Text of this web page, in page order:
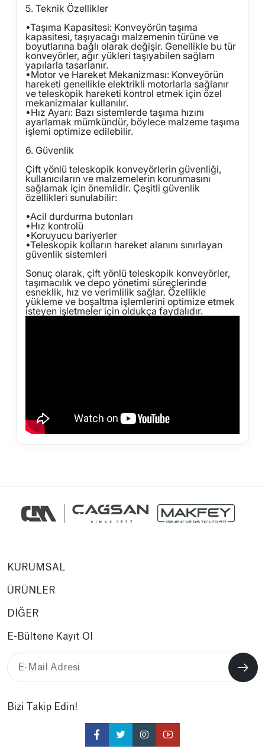
5. Teknik Özellikler
•Taşıma Kapasitesi: Konveyörün taşıma
kapasitesi, taşıyacağı malzemenin türüne ve
boyutlarına bağlı olarak değişir. Genellikle bu tür
konveyörler, ağır yükleri taşıyabilen sağlam
yapılarla tasarlanır.
•Motor ve Hareket Mekanizması: Konveyörün
hareketi genellikle elektrikli motorlarla sağlanır
ve teleskopik hareketi kontrol etmek için özel
mekanizmalar kullanılır.
•Hız Ayarı: Bazı sistemlerde taşıma hızını
ayarlamak mümkündür, böylece malzeme taşıma
işlemi optimize edilebilir.
6. Güvenlik
Çift yönlü teleskopik konveyörlerin güvenliği,
kullanıcıların ve malzemelerin korunmasını
sağlamak için önemlidir. Çeşitli güvenlik
özellikleri sunulabilir:
•Acil durdurma butonları
•Hız kontrolü
•Koruyucu bariyerler
•Teleskopik kolların hareket alanını sınırlayan
güvenlik sistemleri
Sonuç olarak, çift yönlü teleskopik konveyörler,
taşımacılık ve depo yönetimi süreçlerinde
esneklik, hız ve verimlilik sağlar. Özellikle
yükleme ve boşaltma işlemlerini optimize etmek
isteyen işletmeler için oldukça faydalıdır.
KURUMSAL
ÜRÜNLER
DİĞER
E-Bültene Kayıt Ol
Bizi Takip Edin!